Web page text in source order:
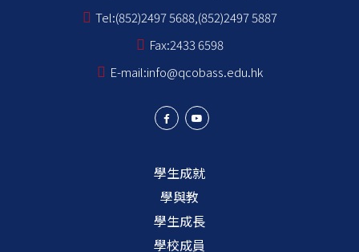
Tel:(852)2497 5688,(852)2497 5887
Fax:2433 6598
E-mail:info@qcobass.edu.hk
學生成就
學與教
學生成長
學校成員